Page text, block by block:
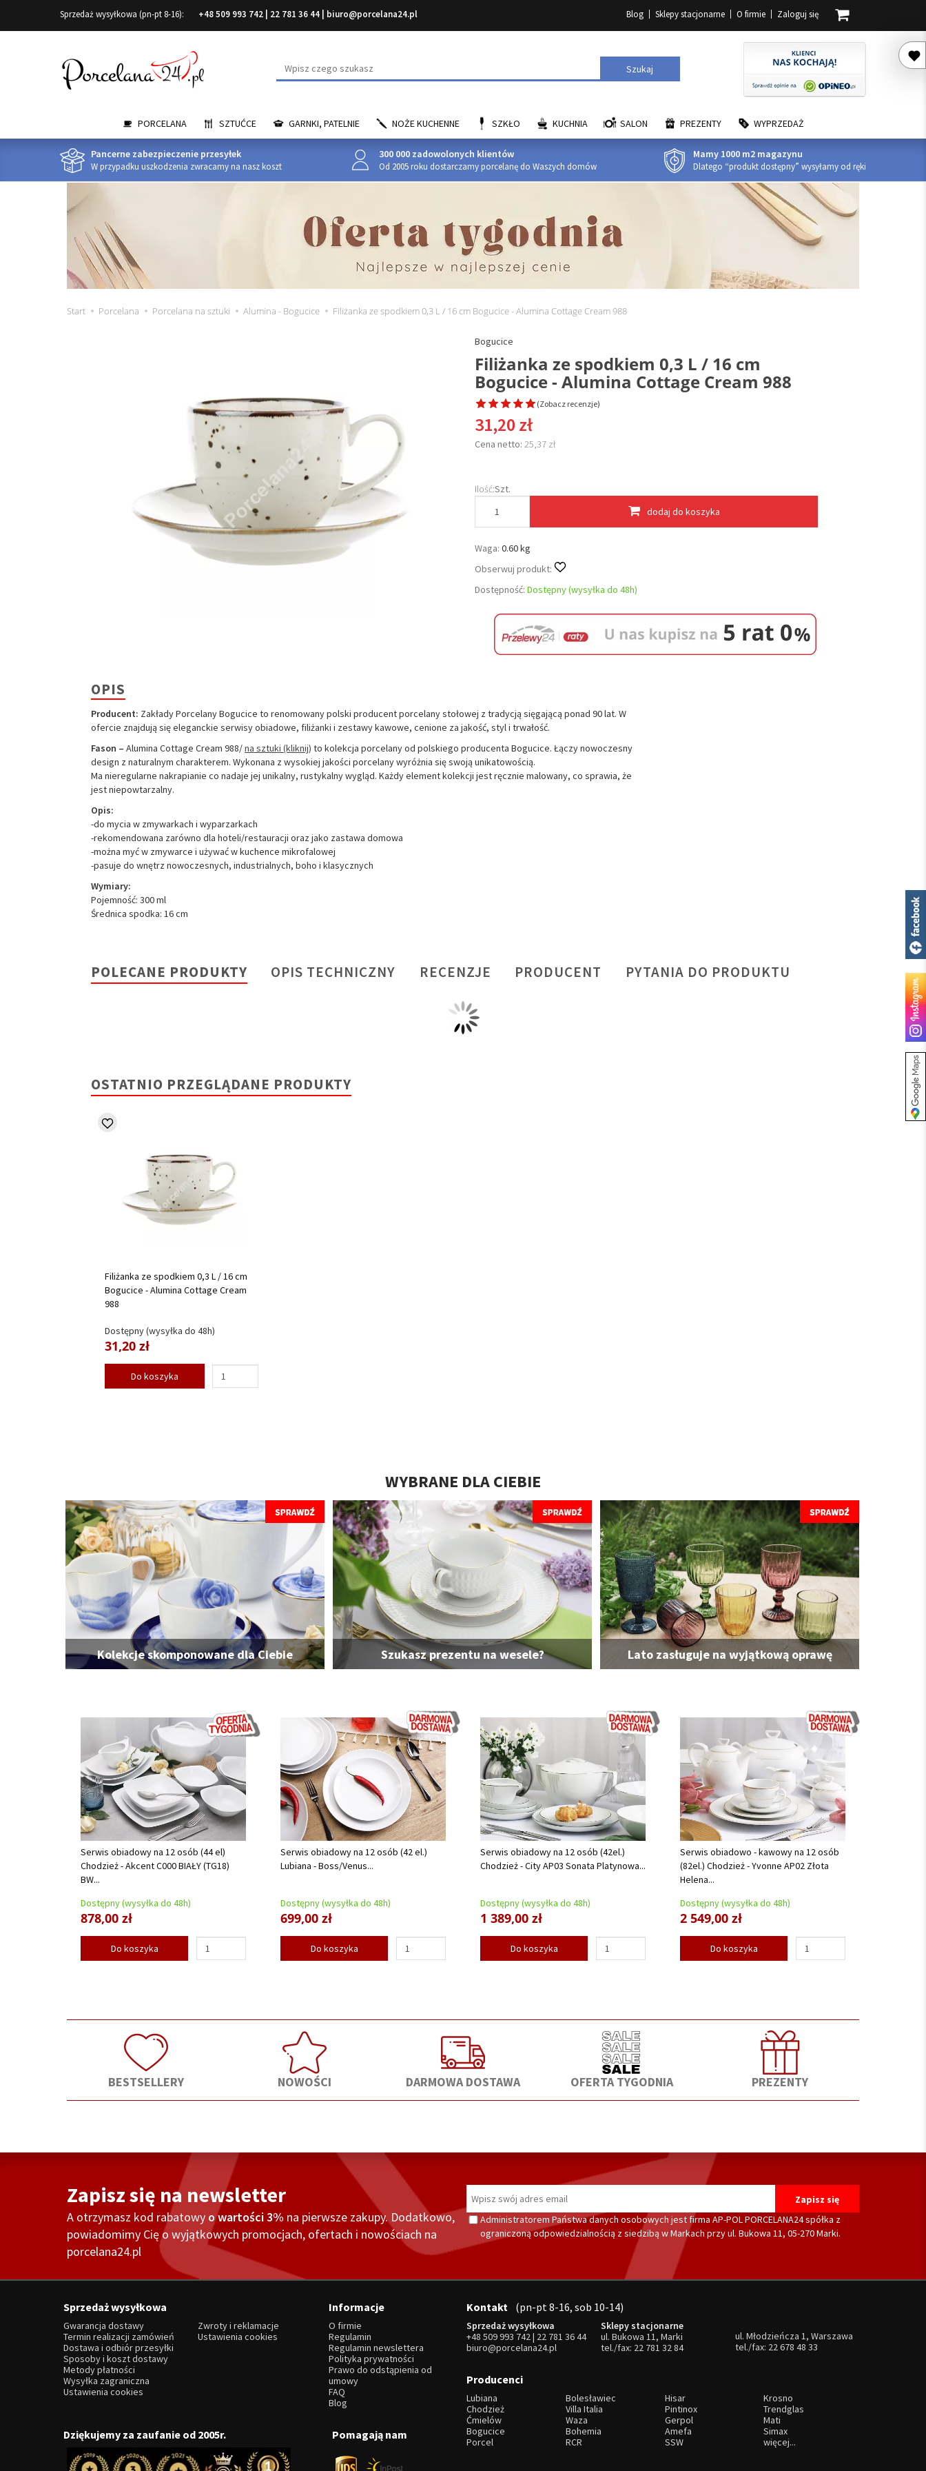
Sprzedaż wysyłkowa (pn-pt 8-16): +48 509 993 742 22 781 36 44 biuro@porcelana24.pl Blog Sklepy stacjonarne O firmie Zaloguj się
Wyszukaj Szukaj
PORCELANA SZTUĆCE GARNKI, PATELNIE NOŻE KUCHENNE SZKŁO KUCHNIA SALON PREZENTY WYPRZEDAŻ
Pancerne zabezpieczenie przesyłek
W przypadku uszkodzenia zwracamy na nasz koszt
300 000 zadowolonych klientów
Od 2005 roku dostarczamy porcelanę do Waszych domów
Mamy 1000 m2 magazynu
Dlatego “produkt dostępny” wysyłamy od ręki
Start Porcelana Porcelana na sztuki Alumina - Bogucice Filiżanka ze spodkiem 0,3 L / 16 cm Bogucice - Alumina Cottage Cream 988
Bogucice
Filiżanka ze spodkiem 0,3 L / 16 cm
Bogucice - Alumina Cottage Cream 988
(Zobacz recenzje)
31,20 zł
Cena netto: 25,37 zł
Ilość:Szt.
dodaj do koszyka
Waga: 0.60 kg
Obserwuj produkt:
Dostępność: Dostępny (wysyłka do 48h)
OPIS
Producent: Zakłady Porcelany Bogucice to renomowany polski producent porcelany stołowej z tradycją sięgającą ponad 90 lat. W
ofercie znajdują się eleganckie serwisy obiadowe, filiżanki i zestawy kawowe, cenione za jakość, styl i trwałość.
Fason – Alumina Cottage Cream 988/na sztuki (kliknij) to kolekcja porcelany od polskiego producenta Bogucice. Łączy nowoczesny
design z naturalnym charakterem. Wykonana z wysokiej jakości porcelany wyróżnia się swoją unikatowością.
Ma nieregularne nakrapianie co nadaje jej unikalny, rustykalny wygląd. Każdy element kolekcji jest ręcznie malowany, co sprawia, że
jest niepowtarzalny.
Opis:
-do mycia w zmywarkach i wyparzarkach
-rekomendowana zarówno dla hoteli/restauracji oraz jako zastawa domowa
-można myć w zmywarce i używać w kuchence mikrofalowej
-pasuje do wnętrz nowoczesnych, industrialnych, boho i klasycznych
Wymiary:
Pojemność: 300 ml
Średnica spodka: 16 cm
POLECANE PRODUKTY OPIS TECHNICZNY RECENZJE PRODUCENT PYTANIA DO PRODUKTU
OSTATNIO PRZEGLĄDANE PRODUKTY
Filiżanka ze spodkiem 0,3 L / 16 cm
Bogucice - Alumina Cottage Cream
988
Dostępny (wysyłka do 48h)
31,20 zł
Do koszyka
WYBRANE DLA CIEBIE
Kolekcje skomponowane dla Ciebie Szukasz prezentu na wesele? Lato zasługuje na wyjątkową oprawę
Serwis obiadowy na 12 osób (44 el)
Chodzież - Akcent C000 BIAŁY (TG18)
BW...
Dostępny (wysyłka do 48h)
878,00 zł
Do koszyka
Serwis obiadowy na 12 osób (42 el.)
Lubiana - Boss/Venus...
Dostępny (wysyłka do 48h)
699,00 zł
Do koszyka
Serwis obiadowy na 12 osób (42el.)
Chodzież - City AP03 Sonata Platynowa...
Dostępny (wysyłka do 48h)
1 389,00 zł
Do koszyka
Serwis obiadowo - kawowy na 12 osób
(82el.) Chodzież - Yvonne AP02 Złota
Helena...
Dostępny (wysyłka do 48h)
2 549,00 zł
Do koszyka
BESTSELLERY NOWOŚCI DARMOWA DOSTAWA OFERTA TYGODNIA PREZENTY
Zapisz się na newsletter
A otrzymasz kod rabatowy o wartości 3% na pierwsze zakupy. Dodatkowo,
powiadomimy Cię o wyjątkowych promocjach, ofertach i nowościach na
porcelana24.pl
Administratorem Państwa danych osobowych jest firma AP-POL PORCELANA24 spółka z
ograniczoną odpowiedzialnością z siedzibą w Markach przy ul. Bukowa 11, 05-270 Marki.
Sprzedaż wysyłkowa
Gwarancja dostawy
Termin realizacji zamówień
Dostawa i odbiór przesyłki
Sposoby i koszt dostawy
Metody płatności
Wysyłka zagraniczna
Ustawienia cookies
Zwroty i reklamacje
Ustawienia cookies
Informacje
O firmie
Regulamin
Regulamin newslettera
Polityka prywatności
Prawo do odstąpienia od
umowy
FAQ
Blog
Kontakt (pn-pt 8-16, sob 10-14)
Sprzedaż wysyłkowa
+48 509 993 742| 22 781 36 44
biuro@porcelana24.pl
Sklepy stacjonarne
ul. Bukowa 11, Marki
tel./fax: 22 781 32 84
ul. Młodzieńcza 1, Warszawa
tel./fax: 22 678 48 33
Producenci
Lubiana Bolesławiec Hisar
Krosno
Chodzież
Villa Italia Pintinox
Trendglas
Ćmielów
Waza Gerpol
Mati
Bogucice
Bohemia Amefa
Simax
Porcel
RCR SSW więcej...
Dziękujemy za zaufanie od 2005r. Pomagają nam